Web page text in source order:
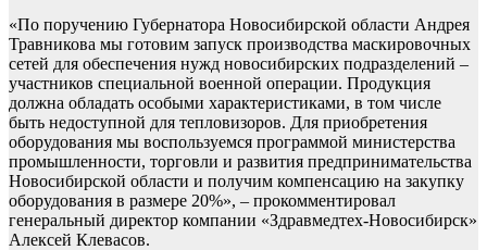
«По поручению Губернатора Новосибирской области Андрея
Травникова мы готовим запуск производства маскировочных
сетей для обеспечения нужд новосибирских подразделений –
участников специальной военной операции. Продукция
должна обладать особыми характеристиками, в том числе
быть недоступной для тепловизоров. Для приобретения
оборудования мы воспользуемся программой министерства
промышленности, торговли и развития предпринимательства
Новосибирской области и получим компенсацию на закупку
оборудования в размере 20%», – прокомментировал
генеральный директор компании «Здравмедтех-Новосибирск»
Алексей Клевасов.